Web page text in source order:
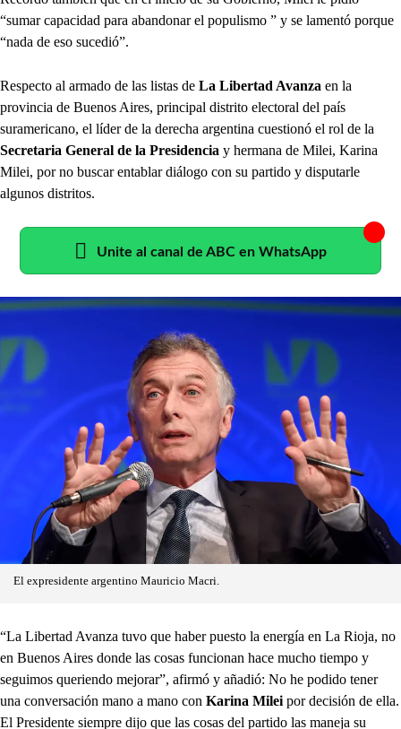
“sumar capacidad para abandonar el populismo ” y se lamentó porque
“nada de eso sucedió”.
Respecto al armado de las listas de La Libertad Avanza en la
provincia de Buenos Aires, principal distrito electoral del país
suramericano, el líder de la derecha argentina cuestionó el rol de la
Secretaria General de la Presidencia y hermana de Milei, Karina
Milei, por no buscar entablar diálogo con su partido y disputarle
algunos distritos.
Unite al canal de ABC en WhatsApp
El expresidente argentino Mauricio Macri.
“La Libertad Avanza tuvo que haber puesto la energía en La Rioja, no
en Buenos Aires donde las cosas funcionan hace mucho tiempo y
seguimos queriendo mejorar”, afirmó y añadió: No he podido tener
una conversación mano a mano con Karina Milei por decisión de ella.
El Presidente siempre dijo que las cosas del partido las maneja su